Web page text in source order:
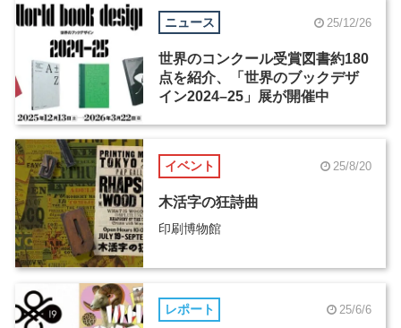
ニュース 25/12/26
世界のコンクール受賞図書約180
点を紹介、「世界のブックデザ
イン2024–25」展が開催中
イベント 25/8/20
木活字の狂詩曲
印刷博物館
レポート 25/6/6